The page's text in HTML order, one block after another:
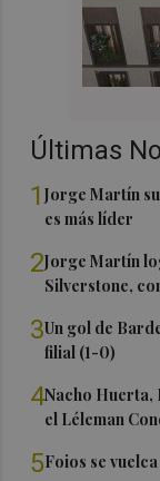
Últimas
1Jorge Martín
es más líder
2Jorge Martín
Silverstone,
3Un gol de
filial (1-0)
4Nacho Huerta,
el Léleman
5Foios se